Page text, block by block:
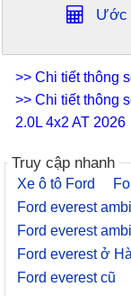
Ước
>> Chi tiết thông
>> Chi tiết thông
2.0L 4x2 AT 2026
Truy cập nhanh
Xe ô tô Ford
Ford everest
Ford everest
Ford everest ở
Ford everest cũ